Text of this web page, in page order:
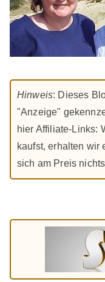
Hinweis: Dieses
"Anzeige"
hier Affiliate-Links:
kaufst, erhalten wir
sich am Preis